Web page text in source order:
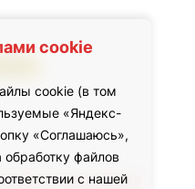
cookie
cookie (в том
«Яндекс-
«Соглашаюсь»,
обработку файлов
с нашей
копирование